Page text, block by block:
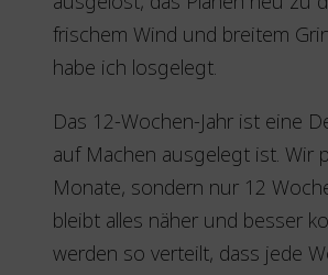
frischem Wind und breitem
habe ich losgelegt.
Das 12-Wochen-Jahr ist eine
auf Machen ausgelegt ist. Wir
Monate, sondern nur 12
bleibt alles näher und besser
werden so verteilt, dass jede